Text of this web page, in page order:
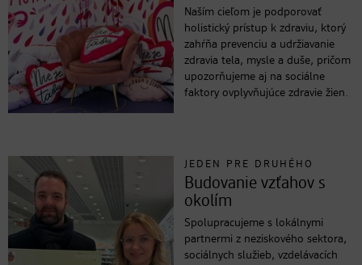
Naším cieľom je podporovať
holistický prístup k zdraviu, ktorý
zahŕňa prevenciu a udržiavanie
zdravia tela, mysle a duše, pričom
upozorňujeme aj na sociálne
faktory ovplyvňujúce zdravie žien.
JEDEN PRE DRUHÉHO
Budovanie vzťahov s
okolím
Spolupracujeme s lokálnymi
partnermi z neziskového sektora,
sociálnych služieb, vzdelávacích